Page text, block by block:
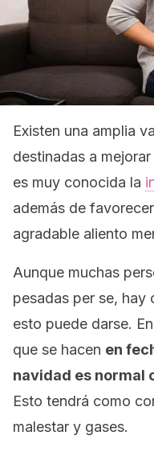
Existen una amplia
destinadas a
es muy conocida la
además de
agradable aliento
Aunque muchas
pesadas per se, hay
esto puede darse.
que se hacen en
navidad es normal
Esto tendrá como
malestar y gases.